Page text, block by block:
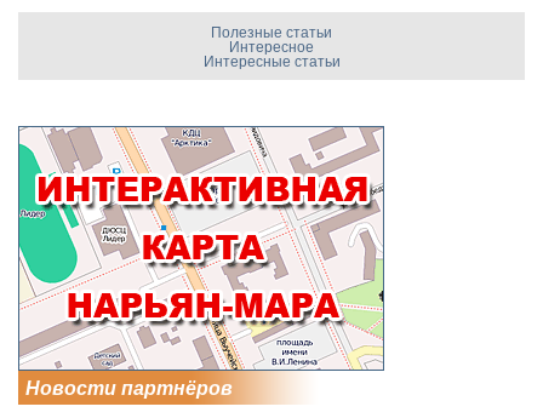
Полезные статьи
Интересное
Интересные статьи
Новости партнёров